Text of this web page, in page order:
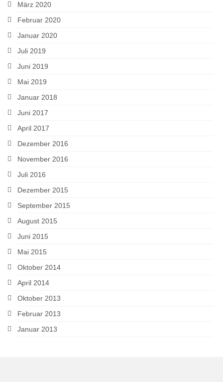
März 2020
Februar 2020
Januar 2020
Juli 2019
Juni 2019
Mai 2019
Januar 2018
Juni 2017
April 2017
Dezember 2016
November 2016
Juli 2016
Dezember 2015
September 2015
August 2015
Juni 2015
Mai 2015
Oktober 2014
April 2014
Oktober 2013
Februar 2013
Januar 2013